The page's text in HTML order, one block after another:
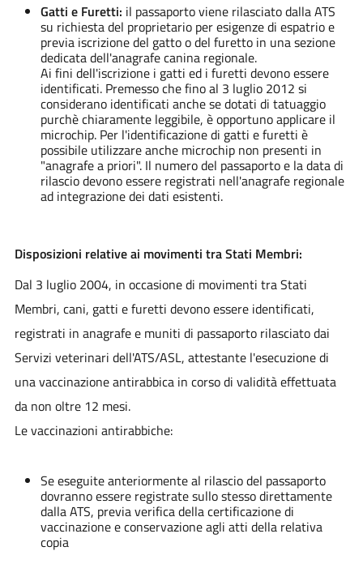
Gatti e Furetti: il passaporto viene rilasciato dalla ATS
su richiesta del proprietario per esigenze di espatrio e
previa iscrizione del gatto o del furetto in una sezione
dedicata dell'anagrafe canina regionale.
Ai fini dell'iscrizione i gatti ed i furetti devono essere
identificati. Premesso che fino al 3 luglio 2012 si
considerano identificati anche se dotati di tatuaggio
purchè chiaramente leggibile, è opportuno applicare il
microchip. Per l'identificazione di gatti e furetti è
possibile utilizzare anche microchip non presenti in
"anagrafe a priori". Il numero del passaporto e la data di
rilascio devono essere registrati nell'anagrafe regionale
ad integrazione dei dati esistenti.
Disposizioni relative ai movimenti tra Stati Membri:
Dal 3 luglio 2004, in occasione di movimenti tra Stati
Membri, cani, gatti e furetti devono essere identificati,
registrati in anagrafe e muniti di passaporto rilasciato dai
Servizi veterinari dell'ATS/ASL, attestante l'esecuzione di
una vaccinazione antirabbica in corso di validità effettuata
da non oltre 12 mesi.
Le vaccinazioni antirabbiche:
Se eseguite anteriormente al rilascio del passaporto
dovranno essere registrate sullo stesso direttamente
dalla ATS, previa verifica della certificazione di
vaccinazione e conservazione agli atti della relativa
copia